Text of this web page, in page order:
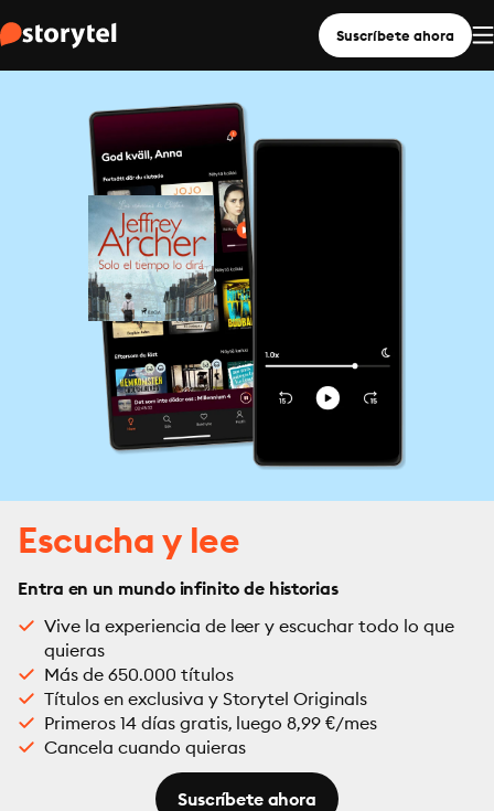
Suscríbete ahora
Escucha y lee
Entra en un mundo infinito de historias
Vive la experiencia de leer y escuchar todo lo que
quieras
Más de 650.000 títulos
Títulos en exclusiva y Storytel Originals
Primeros 14 días gratis, luego 8,99 €/mes
Cancela cuando quieras
Suscríbete ahora